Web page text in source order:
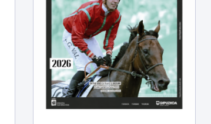
Aktualitatea
Albisteak
Abisuak
Kultur agenda